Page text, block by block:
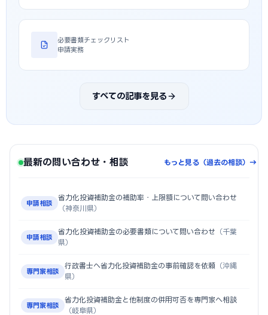
必要書類チェックリスト
申請実務
すべての記事を見る
最新の問い合わせ・相談 もっと見る（過去の相談）→
申請相談
省力化投資補助金の補助率・上限額について問い合わせ
（神奈川県）
申請相談
省力化投資補助金の必要書類について問い合わせ （千葉
県）
専門家相談
行政書士へ省力化投資補助金の事前確認を依頼 （沖縄
県）
専門家相談
省力化投資補助金と他制度の併用可否を専門家へ相談
（岐阜県）